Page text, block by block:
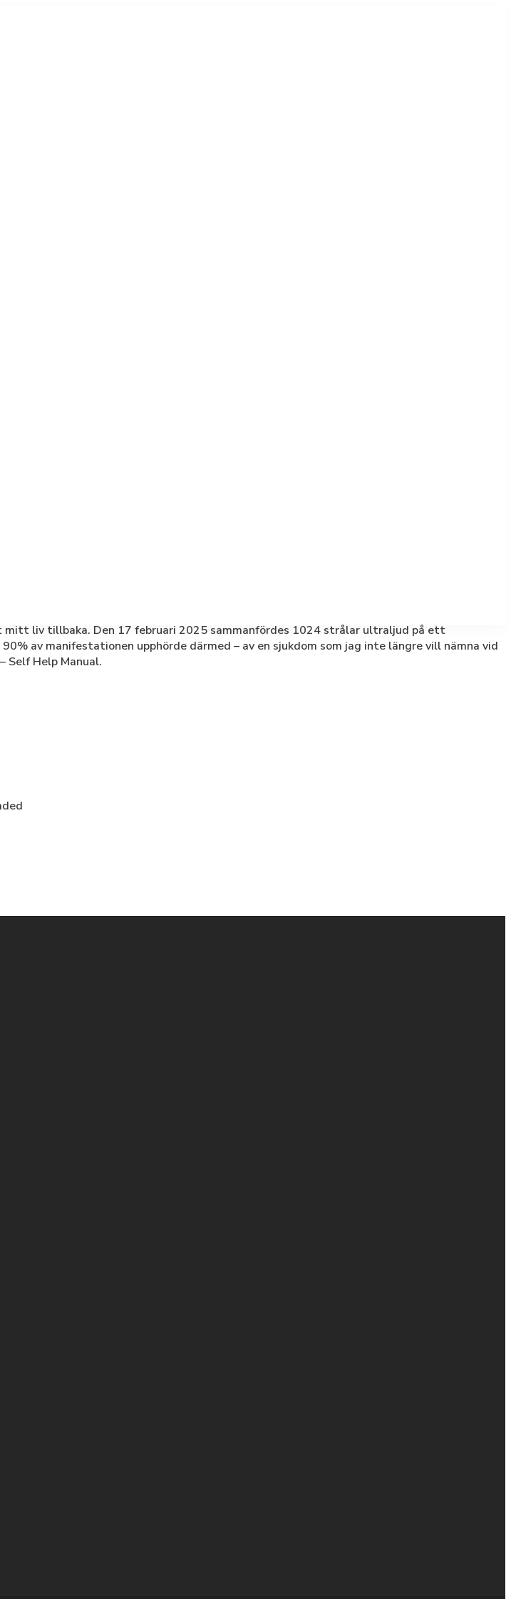
mitt liv tillbaka. Den 17 februari 2025 sammanfördes 1024 strålar ultraljud på ett
av manifestationen upphörde därmed – av en sjukdom som jag inte längre vill nämna vid
Self Help Manual.